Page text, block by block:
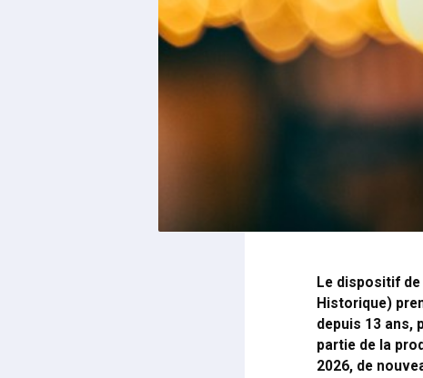
Le dispositif de
Historique)
depuis 13 ans,
partie de la
2026, de